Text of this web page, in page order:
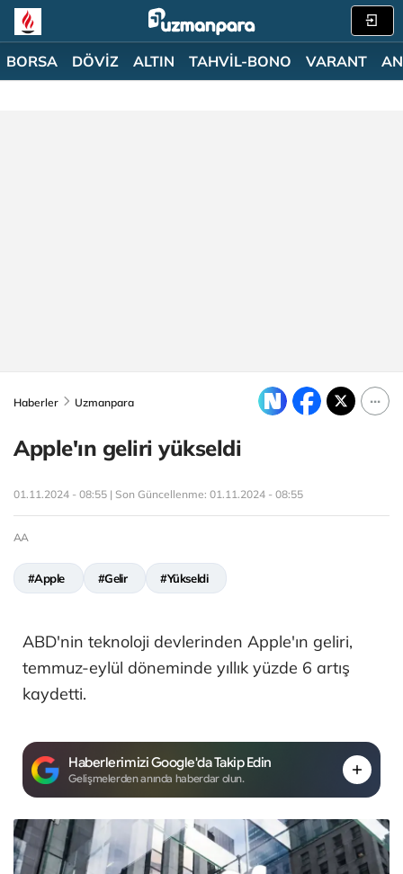
BORSA DÖVİZ ALTIN TAHVİL-BONO VARANT
Haberler Uzmanpara
Apple'ın geliri yükseldi
01.11.2024 - 08:55 | Son Güncellenme: 01.11.2024 - 08:55
AA
#Apple #Gelir #Yükseldi
ABD'nin teknoloji devlerinden Apple'ın geliri,
temmuz-eylül döneminde yıllık yüzde 6 artış
kaydetti.
Haberlerimizi Google'da Takip Edin
Gelişmelerden anında haberdar olun.